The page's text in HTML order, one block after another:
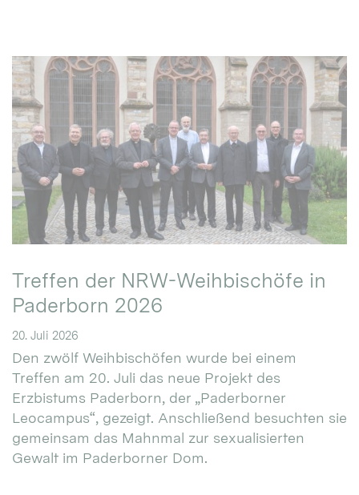
Treffen der NRW-Weihbischöfe in
Paderborn 2026
20. Juli 2026
Den zwölf Weihbischöfen wurde bei einem
Treffen am 20. Juli das neue Projekt des
Erzbistums Paderborn, der „Paderborner
Leocampus“, gezeigt. Anschließend besuchten sie
gemeinsam das Mahnmal zur sexualisierten
Gewalt im Paderborner Dom.